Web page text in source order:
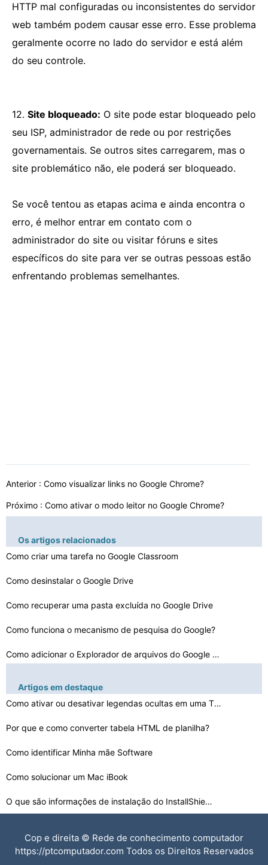
HTTP mal configuradas ou inconsistentes do servidor
web também podem causar esse erro. Esse problema
geralmente ocorre no lado do servidor e está além
do seu controle.
12. Site bloqueado: O site pode estar bloqueado pelo
seu ISP, administrador de rede ou por restrições
governamentais. Se outros sites carregarem, mas o
site problemático não, ele poderá ser bloqueado.
Se você tentou as etapas acima e ainda encontra o
erro, é melhor entrar em contato com o
administrador do site ou visitar fóruns e sites
específicos do site para ver se outras pessoas estão
enfrentando problemas semelhantes.
Anterior : Como visualizar links no Google Chrome?
Próximo : Como ativar o modo leitor no Google Chrome?
Os artigos relacionados
Como criar uma tarefa no Google Classroom
Como desinstalar o Google Drive
Como recuperar uma pasta excluída no Google Drive
Como funciona o mecanismo de pesquisa do Google?
Como adicionar o Explorador de arquivos do Google Drive…
Como desfocar o fundo no Google Meet
Como alterar a moeda no Google Play
Como baixar todos os arquivos do Google Drive
Como rastrear a história da família no Google Earth P…
Artigos em destaque
Como ativar ou desativar legendas ocultas em uma TV Son…
Por que e como converter tabela HTML de planilha?
Como identificar Minha mãe Software
Como solucionar um Mac iBook
O que são informações de instalação do InstallShie…
O que acontece quando você silencia alguém no Twitter…
Cop e direita © Rede de conhecimento computador
https://ptcomputador.com Todos os Direitos Reservados